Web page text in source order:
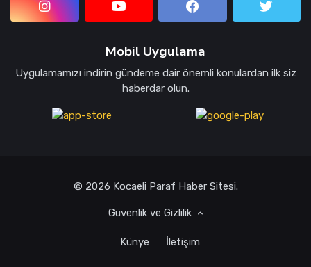
Mobil Uygulama
Uygulamamızı indirin gündeme dair önemli konulardan ilk siz
haberdar olun.
© 2026 Kocaeli Paraf Haber Sitesi.
Güvenlik ve Gizlilik
Künye İletişim